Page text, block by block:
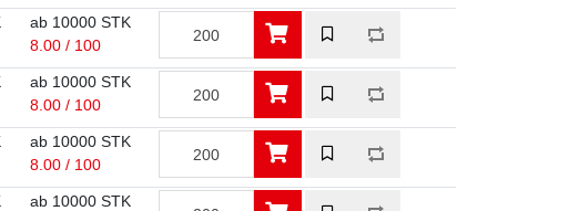
ab 10000 STK
8.00 / 100
ab 10000 STK
8.00 / 100
ab 10000 STK
8.00 / 100
ab 10000 STK